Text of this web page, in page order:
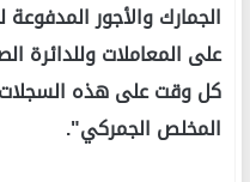
الجمارك والأجور
على المعاملات وللدائرة
كل وقت على هذه
المخلص الجمركي".